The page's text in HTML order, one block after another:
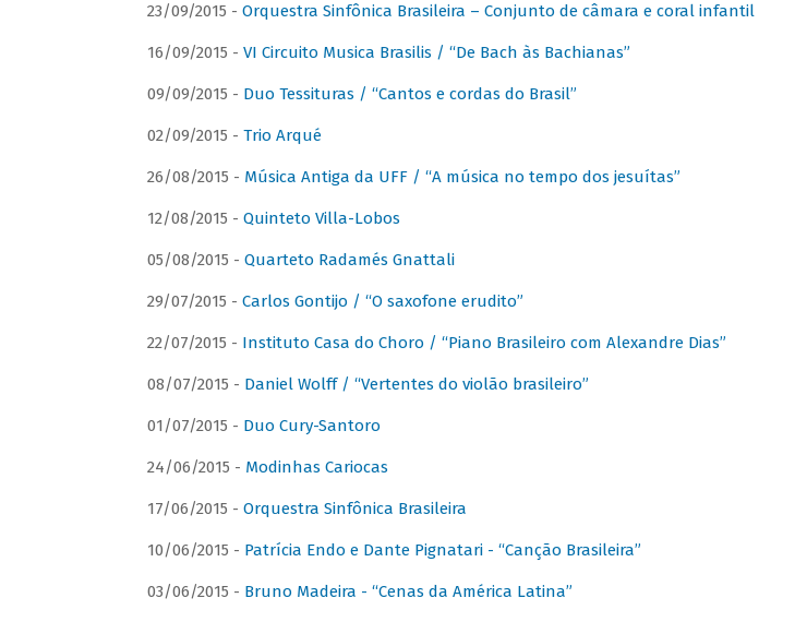
23/09/2015 - Orquestra Sinfônica Brasileira – Conjunto de câmara e coral infantil
16/09/2015 - VI Circuito Musica Brasilis / “De Bach às Bachianas”
09/09/2015 - Duo Tessituras / “Cantos e cordas do Brasil”
02/09/2015 - Trio Arqué
26/08/2015 - Música Antiga da UFF / “A música no tempo dos jesuítas”
12/08/2015 - Quinteto Villa-Lobos
05/08/2015 - Quarteto Radamés Gnattali
29/07/2015 - Carlos Gontijo / “O saxofone erudito”
22/07/2015 - Instituto Casa do Choro / “Piano Brasileiro com Alexandre Dias”
08/07/2015 - Daniel Wolff / “Vertentes do violão brasileiro”
01/07/2015 - Duo Cury-Santoro
24/06/2015 - Modinhas Cariocas
17/06/2015 - Orquestra Sinfônica Brasileira
10/06/2015 - Patrícia Endo e Dante Pignatari - “Canção Brasileira”
03/06/2015 - Bruno Madeira - “Cenas da América Latina”